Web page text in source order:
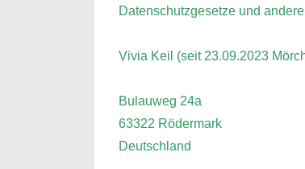
Datenschutzgesetze und
Vivia Keil (seit 23.09.2023
Bulauweg 24a
63322 Rödermark
Deutschland